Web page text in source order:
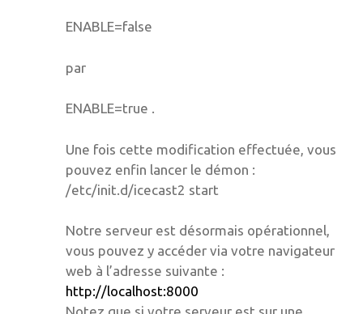
ENABLE=false
par
ENABLE=true .
Une fois cette modification effectuée, vous
pouvez enfin lancer le démon :
/etc/init.d/icecast2 start
Notre serveur est désormais opérationnel,
vous pouvez y accéder via votre navigateur
web à l’adresse suivante :
http://localhost:8000